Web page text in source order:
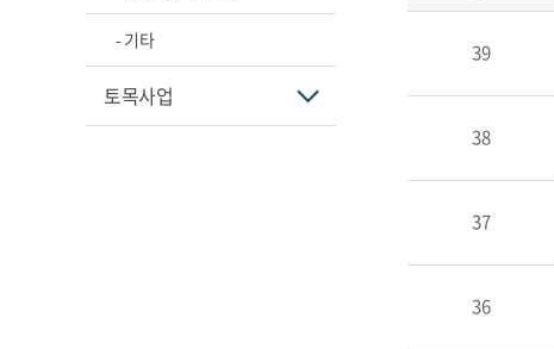
- 기타
토목사업
39
38
37
36